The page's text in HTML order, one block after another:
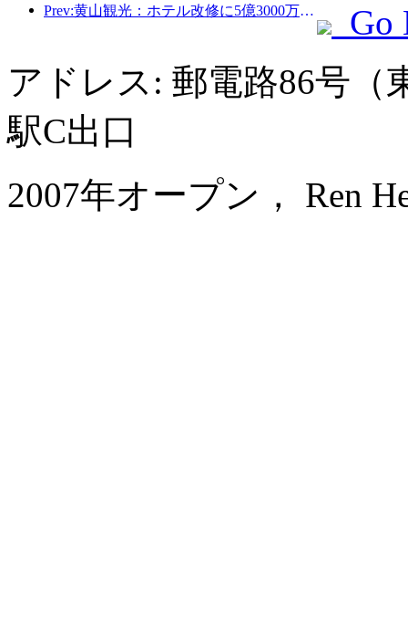
Prev:黄山観光：ホテル改修に5億3000万元を投資する計画
Go
アドレス: 郵電路86号（
駅C出口
2007年オープン， Ren